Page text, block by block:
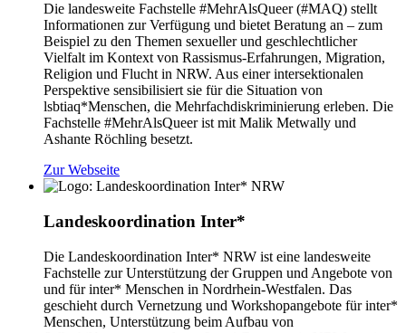
Die landesweite Fachstelle #MehrAlsQueer (#MAQ) stellt
Informationen zur Verfügung und bietet Beratung an – zum
Beispiel zu den Themen sexueller und geschlechtlicher
Vielfalt im Kontext von Rassismus-Erfahrungen, Migration,
Religion und Flucht in NRW. Aus einer intersektionalen
Perspektive sensibilisiert sie für die Situation von
lsbtiaq*Menschen, die Mehrfachdiskriminierung erleben. Die
Fachstelle #MehrAlsQueer ist mit Malik Metwally und
Ashante Röchling besetzt.
Zur Webseite
Landeskoordination Inter*
Die Landeskoordination Inter* NRW ist eine landesweite
Fachstelle zur Unterstützung der Gruppen und Angebote von
und für inter* Menschen in Nordrhein-Westfalen. Das
geschieht durch Vernetzung und Workshopangebote für inter*
Menschen, Unterstützung beim Aufbau von